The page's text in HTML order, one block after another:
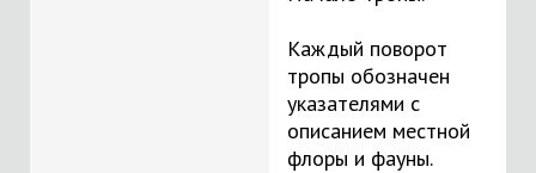
Каждый поворот
тропы обозначен
указателями с
описанием местной
флоры и фауны.